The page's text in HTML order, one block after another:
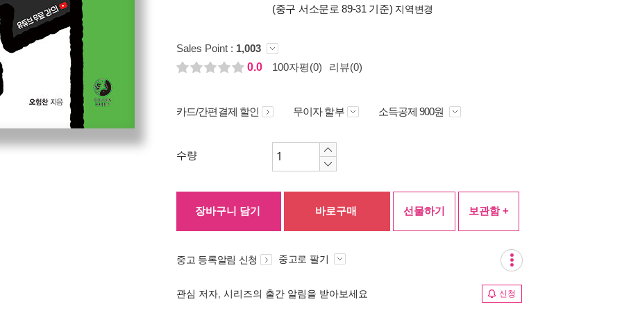
(중구 서소문로 89-31 기준) 지역변경
Sales Point : 1,003
0.0
100자평(0) 리뷰(0)
카드/간편결제 할인 무이자 할부 소득공제 900원
수량
장바구니 담기 바로구매 선물하기 보관함 +
중고 등록알림 신청 중고로 팔기
관심 저자, 시리즈의 출간 알림을 받아보세요 신청